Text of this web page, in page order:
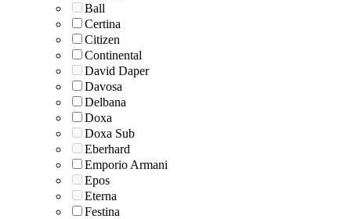
Ball
Certina
Citizen
Continental
David Daper
Davosa
Delbana
Doxa
Doxa Sub
Eberhard
Emporio Armani
Epos
Eterna
Festina